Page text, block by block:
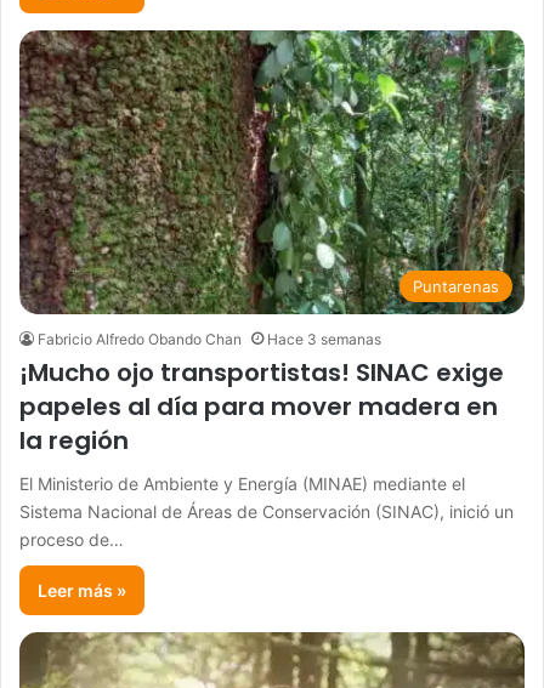
Puntarenas
Fabricio Alfredo Obando Chan Hace 3 semanas
¡Mucho ojo transportistas! SINAC exige
papeles al día para mover madera en
la región
El Ministerio de Ambiente y Energía (MINAE) mediante el
Sistema Nacional de Áreas de Conservación (SINAC), inició un
proceso de…
Leer más »